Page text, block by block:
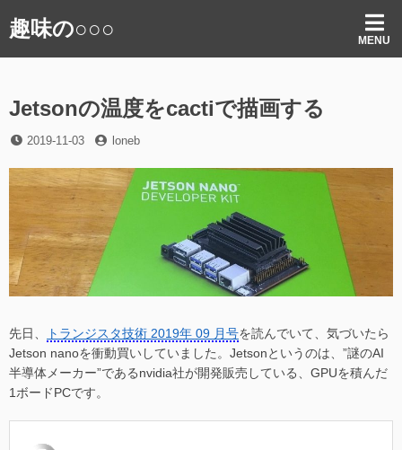
ン
キ
ッ
プ
趣味の○○○ MENU
Jetsonの温度をcactiで描画する
投
日
2019-11-03
投
者
loneb
先日、 トランジスタ技術 2019年 09 月号を読んでいて、気づいたら
Jetson nanoを衝動買いしていました。Jetsonというのは、”謎のAI
半導体メーカー”であるnvidia社が開発販売している、GPUを積んだ
1ボードPCです。